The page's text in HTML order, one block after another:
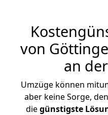
von
an
Umzüge können
aber keine Sorge,
diegünstigste